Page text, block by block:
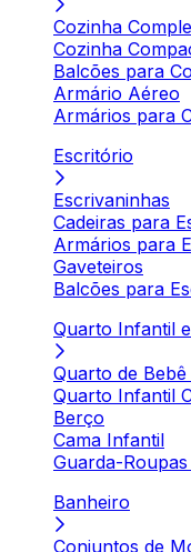
Cozinha
Cozinha
Balcões para
Armário Aéreo
Armários para
Escritório
Escrivaninhas
Cadeiras para
Armários para
Gaveteiros
Balcões para
Quarto Infantil
Quarto de
Quarto Infantil
Berço
Cama Infantil
Guarda-
Banheiro
Conjuntos de